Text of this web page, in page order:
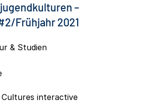
–
Frühjahr 2021
& Studien
Cultures interactive